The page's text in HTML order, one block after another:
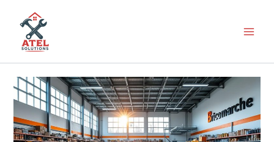
contenu